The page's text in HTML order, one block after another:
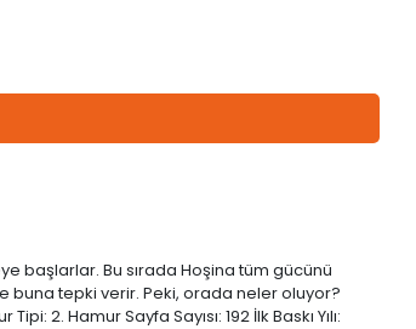
başlarlar. Bu sırada Hoşina tüm gücünü
buna tepki verir. Peki, orada neler oluyor?
2. Hamur Sayfa Sayısı: 192 İlk Baskı Yılı: